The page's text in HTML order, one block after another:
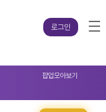
로그인
팝업모아보기